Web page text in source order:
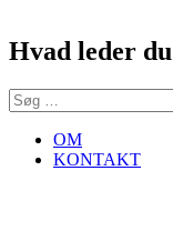
Hvad leder
Søg
efter:
OM
KONTAKT